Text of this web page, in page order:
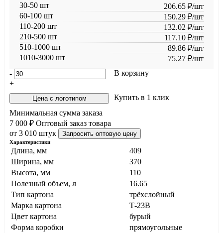
Характеристики
Длина, мм
409
Ширина, мм
370
Высота, мм
110
Полезный объем, л
16.65
Тип картона
трёхслойный
Марка картона
Т-23В
Цвет картона
бурый
Форма коробки
прямоугольные
30-50 шт
206.65 ₽/шт
60-100 шт
150.29 ₽/шт
110-200 шт
132.02 ₽/шт
210-500 шт
117.10 ₽/шт
510-1000 шт
89.86 ₽/шт
1010-3000 шт
75.27 ₽/шт
-
+
В корзину
Цена с логотипом
Купить в 1 клик
Минимальная сумма заказа
7 000 ₽ Оптовый заказ товара
от 3 010 штук
Запросить оптовую цену